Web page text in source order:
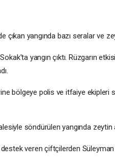
çıkan yangında bazı seralar ve
yangın çıktı. Rüzgarın
bölgeye polis ve itfaiye ekipleri
söndürülen yangında zeytin
destek veren çiftçilerden